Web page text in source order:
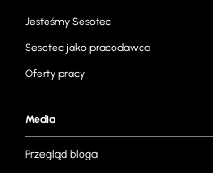
Jesteśmy Sesotec
Sesotec jako pracodawca
Oferty pracy
Media
Przegląd bloga